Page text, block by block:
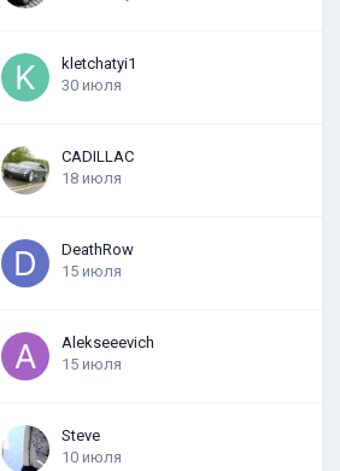
kletchatyi1
30 июля
CADILLAC
18 июля
DeathRow
15 июля
Alekseeevich
15 июля
Steve
10 июля